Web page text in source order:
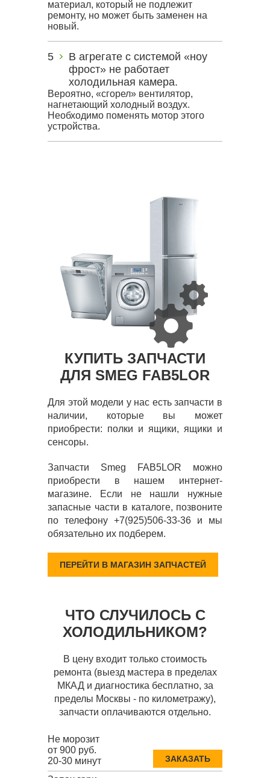
материал, который не подлежит
ремонту, но может быть заменен на
новый.
В агрегате с системой «ноу
фрост» не работает
холодильная камера.
Вероятно, «сгорел» вентилятор,
нагнетающий холодный воздух.
Необходимо поменять мотор этого
устройства.
КУПИТЬ ЗАПЧАСТИ
ДЛЯ SMEG FAB5LOR
Для этой модели у нас есть запчасти в
наличии, которые вы может
приобрести: полки и ящики, ящики и
сенсоры.
Запчасти Smeg FAB5LOR можно
приобрести в нашем интернет-
магазине. Если не нашли нужные
запасные части в каталоге, позвоните
по телефону +7(925)506-33-36 и мы
обязательно их подберем.
ПЕРЕЙТИ В МАГАЗИН ЗАПЧАСТЕЙ
ЧТО СЛУЧИЛОСЬ С
ХОЛОДИЛЬНИКОМ?
В цену входит только стоимость
ремонта (выезд мастера в пределах
МКАД и диагностика бесплатно, за
пределы Москвы - по километражу),
запчасти оплачиваются отдельно.
Не морозит
от 900 руб.
20-30 минут
ЗАКАЗАТЬ